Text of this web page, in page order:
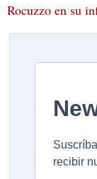
Rocuzzo en su